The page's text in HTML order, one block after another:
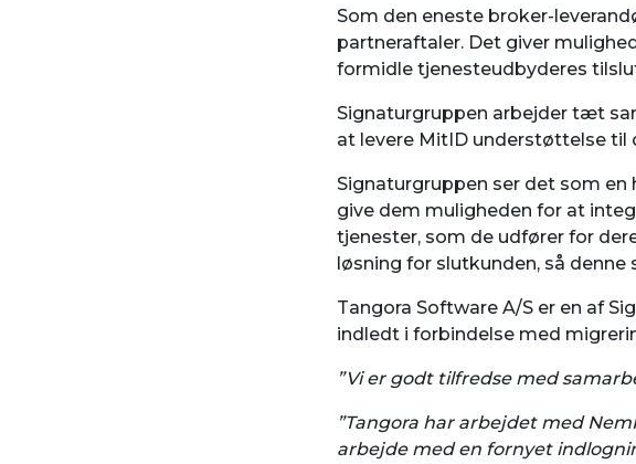
Som den eneste broker-
partneraftaler. Det giver
formidle tjenesteudbyderes
Signaturgruppen arbejder tæt
at levere MitID understøttelse til
Signaturgruppen ser det som
give dem muligheden for at
tjenester, som de udfører for
løsning for slutkunden, så
Tangora Software A/S er en af
indledt i forbindelse med
”Vi er godt tilfredse med
”Tangora har arbejdet med
arbejde med en fornyet